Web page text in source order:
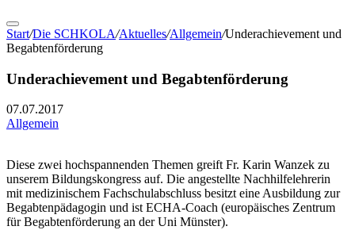
Start/Die SCHKOLA/Aktuelles/Allgemein/Underachievement und
Begabtenförderung
Underachievement und Begabtenförderung
07.07.2017
Allgemein
Diese zwei hochspannenden Themen greift Fr. Karin Wanzek zu
unserem Bildungskongress auf. Die angestellte Nachhilfelehrerin
mit medizinischem Fachschulabschluss besitzt eine Ausbildung zur
Begabtenpädagogin und ist ECHA-Coach (europäisches Zentrum
für Begabtenförderung an der Uni Münster).